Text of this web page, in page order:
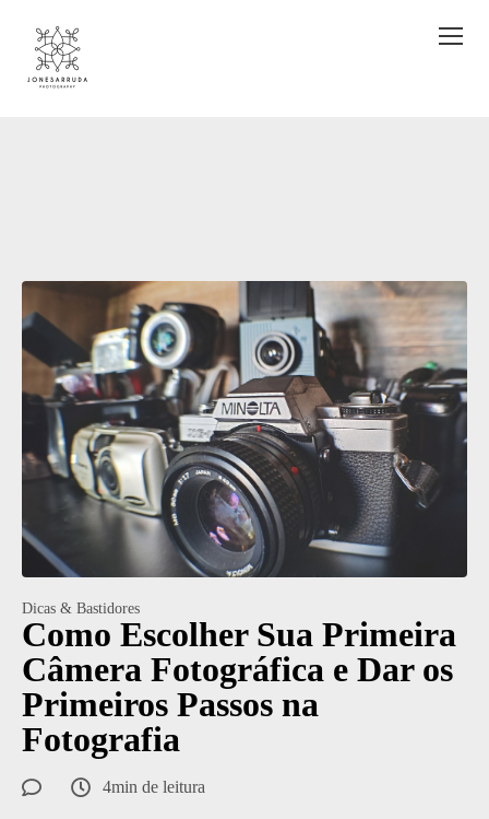
Dicas & Bastidores
Como Escolher Sua Primeira
Câmera Fotográfica e Dar os
Primeiros Passos na
Fotografia
4min de leitura